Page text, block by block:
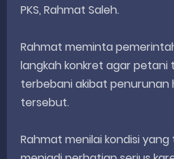
PKS, Rahmat Saleh.
Rahmat meminta
langkah konkret agar petani
terbebani akibat penurunan
tersebut.
Rahmat menilai kondisi